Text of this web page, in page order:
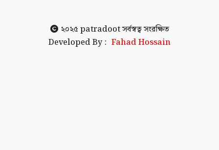
২০২৫ patradootসর্বস্বত্ব সংরক্ষিত
Developed By : Fahad Hossain